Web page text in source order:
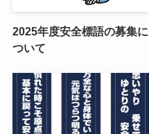
2025年度安全標語の募集に
ついて